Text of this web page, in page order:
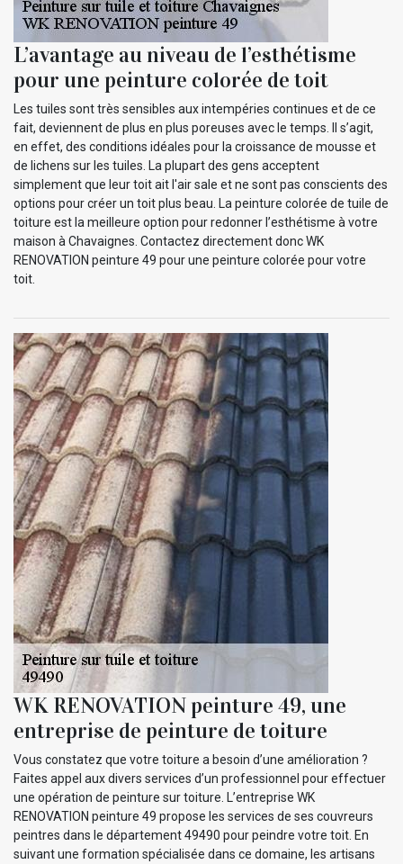
L’avantage au niveau de l’esthétisme
pour une peinture colorée de toit
Les tuiles sont très sensibles aux intempéries continues et de ce
fait, deviennent de plus en plus poreuses avec le temps. Il s’agit,
en effet, des conditions idéales pour la croissance de mousse et
de lichens sur les tuiles. La plupart des gens acceptent
simplement que leur toit ait l'air sale et ne sont pas conscients des
options pour créer un toit plus beau. La peinture colorée de tuile de
toiture est la meilleure option pour redonner l’esthétisme à votre
maison à Chavaignes. Contactez directement donc WK
RENOVATION peinture 49 pour une peinture colorée pour votre
toit.
WK RENOVATION peinture 49, une
entreprise de peinture de toiture
Vous constatez que votre toiture a besoin d’une amélioration ?
Faites appel aux divers services d’un professionnel pour effectuer
une opération de peinture sur toiture. L’entreprise WK
RENOVATION peinture 49 propose les services de ses couvreurs
peintres dans le département 49490 pour peindre votre toit. En
suivant une formation spécialisée dans ce domaine, les artisans